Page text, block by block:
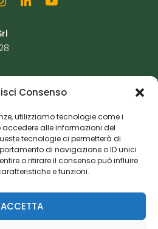
Consenso
utilizziamo tecnologie come i
alle informazioni del
tecnologie ci permetterà di
di navigazione o ID unici
o ritirare il consenso può influire
e funzioni.
ACCETTA